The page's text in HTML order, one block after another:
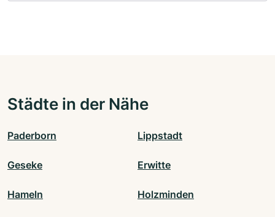
Städte in der Nähe
Paderborn Lippstadt
Geseke Erwitte
Hameln Holzminden